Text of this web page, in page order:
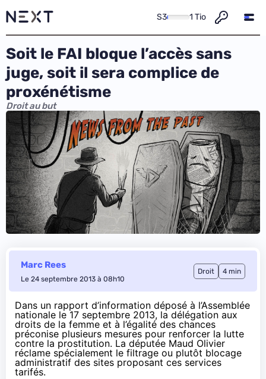
S3 1 Tio
Soit le FAI bloque l’accès sans
juge, soit il sera complice de
proxénétisme
Droit au but
Marc Rees
Le 24 septembre 2013 à 08h10
Droit 4 min
Dans un rapport d’information déposé à l’Assemblée
nationale le 17 septembre 2013, la délégation aux
droits de la femme et à l’égalité des chances
préconise plusieurs mesures pour renforcer la lutte
contre la prostitution. La députée Maud Olivier
réclame spécialement le filtrage ou plutôt blocage
administratif des sites proposant ces services
tarifés.